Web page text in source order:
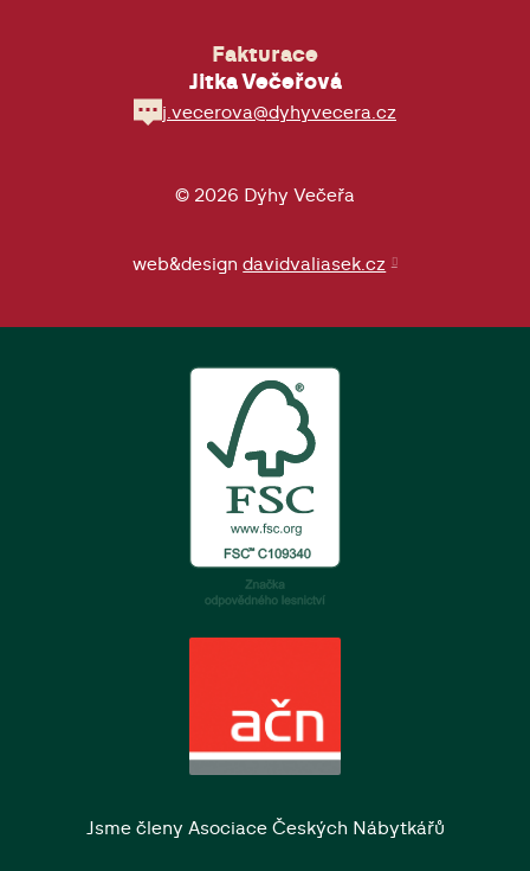
Fakturace
Jitka Večeřová
j.vecerova@dyhyvecera.cz
© 2026 Dýhy Večeřa
web&designdavidvaliasek.cz
Jsme členy Asociace Českých Nábytkářů